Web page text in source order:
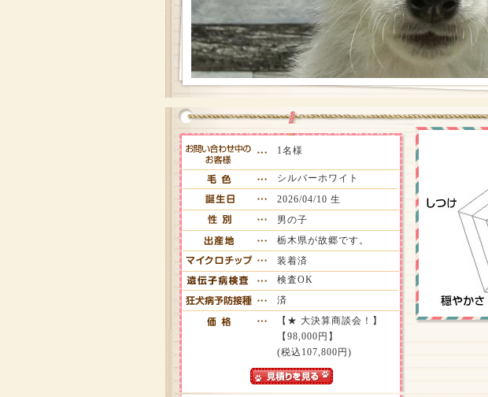
1名様
シルバーホワイト
2026/04/10 生
男の子
栃木県が故郷です。
装着済
検査OK
済
【★ 大決算商談会！】
【98,000円】
(税込107,800円)